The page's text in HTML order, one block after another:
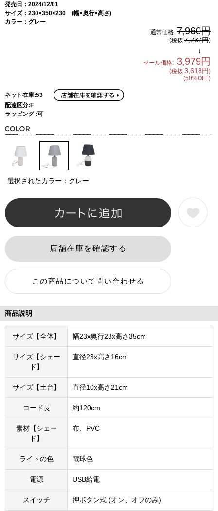
発売日：2024/12/01
サイズ：230×350×230 (幅×奥行×高さ)
カラー：グレー
通常価格: 7,960円
(税抜 7,237円)
↓
セール価格: 3,979円
(税抜 3,618円)
(50%OFF)
ネット在庫:53
配達区分:F
ラッピング :可
選択されたカラー：グレー
商品説明
サイズ【全体】 幅23x奥行23x高さ35cm
サイズ【シェー
ド】
直径23x高さ16cm
サイズ【土台】 直径10x高さ21cm
コード長 約120cm
素材【シェー
ド】
布、PVC
ライトの色 電球色
電源 USB給電
スイッチ 押ボタン式 (オン、オフのみ)